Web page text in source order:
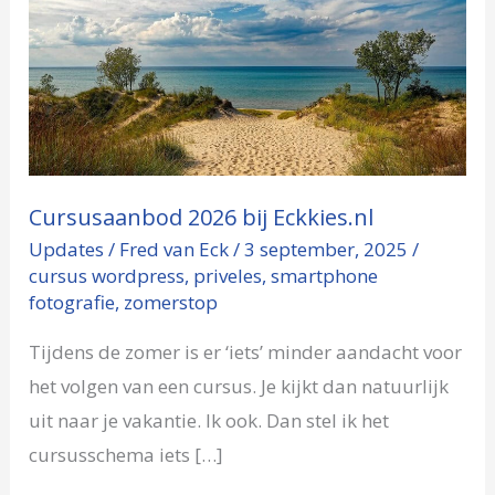
Cursusaanbod 2026 bij Eckkies.nl
Updates / Fred van Eck/3 september, 2025/
cursus wordpress, priveles,smartphone
fotografie, zomerstop
Tijdens de zomer is er ‘iets’ minder aandacht voor
het volgen van een cursus. Je kijkt dan natuurlijk
uit naar je vakantie. Ik ook. Dan stel ik het
cursusschema iets […]
2026
bij
Eckkies.nl